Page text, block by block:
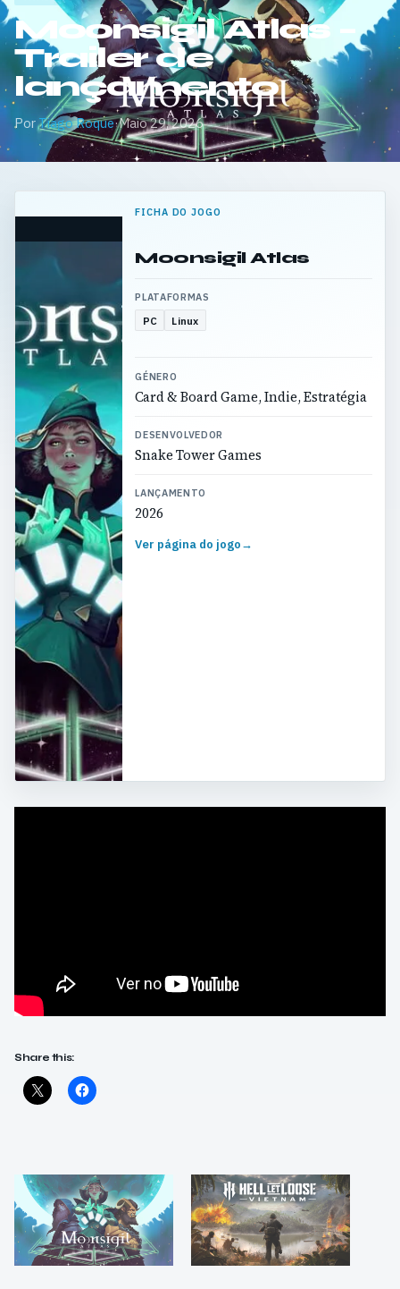
Moonsigil Atlas –
Trailer de
lançamento
PorTiago Roque·Maio 29, 2026
FICHA DO JOGO
Moonsigil Atlas
PLATAFORMAS
PC Linux
GÉNERO
Card & Board Game, Indie, Estratégia
DESENVOLVEDOR
Snake Tower Games
LANÇAMENTO
2026
Ver página do jogo→
Share this: